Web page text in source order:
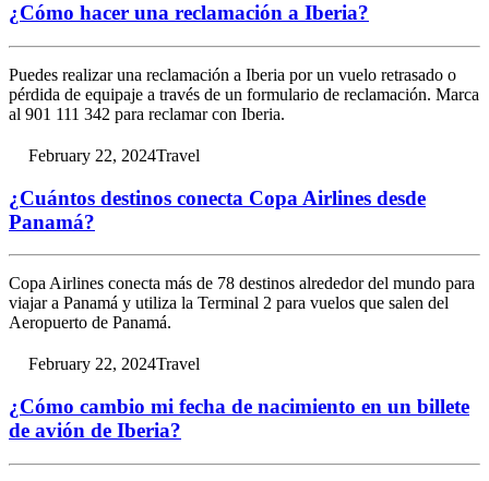
¿Cómo hacer una reclamación a Iberia?
Puedes realizar una reclamación a Iberia por un vuelo retrasado o
pérdida de equipaje a través de un formulario de reclamación. Marca
al 901 111 342 para reclamar con Iberia.
February 22, 2024Travel
¿Cuántos destinos conecta Copa Airlines desde
Panamá?
Copa Airlines conecta más de 78 destinos alrededor del mundo para
viajar a Panamá y utiliza la Terminal 2 para vuelos que salen del
Aeropuerto de Panamá.
February 22, 2024Travel
¿Cómo cambio mi fecha de nacimiento en un billete
de avión de Iberia?